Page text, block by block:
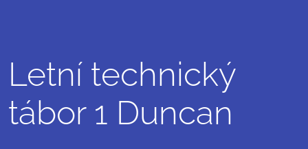
Letní technický
tábor 1 Duncan